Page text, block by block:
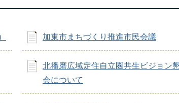
加東市まちづくり推進市民会議
北播磨広域定住自立圏共生ビジョン
会について